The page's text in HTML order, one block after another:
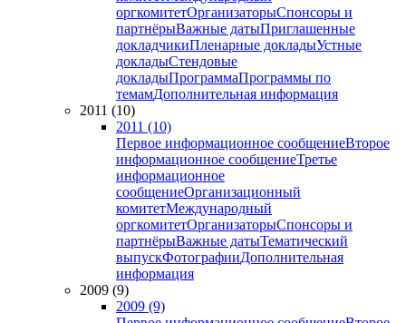
оргкомитетОрганизаторыСпонсоры и
партнёрыВажные датыПриглашенные
докладчикиПленарные докладыУстные
докладыСтендовые
докладыПрограммаПрограммы по
темамДополнительная информация
2011 (10)
2011 (10)
Первое информационное сообщениеВторое
информационное сообщениеТретье
информационное
сообщениеОрганизационный
комитетМеждународный
оргкомитетОрганизаторыСпонсоры и
партнёрыВажные датыТематический
выпускФотографииДополнительная
информация
2009 (9)
2009 (9)